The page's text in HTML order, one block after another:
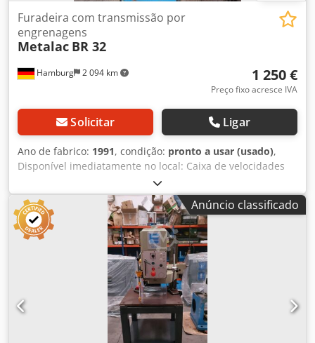
Hamburg 2 094 km
Furadeira com transmissão por
engrenagens
Metalac BR 32
1 250 €
Preço fixo acresce IVA
Solicitar Ligar
Ano de fabrico: 1991, condição: pronto a usar (usado),
Disponível imediatamente no local: Caixa de velocidades
para furadeira Metalac Modelo BR 32 Dcodjzr D Hvjpfx
Ailsk Ano de fabricação: 1991 Cone de fixação: MK 3
Capacidade de perfuração: 32 mm em aço, 40 mm em
ferro fundido Avanço automático Mesa: 600 x 470 mm
Curso de perfuração: 180 mm Braço: 280 mm 2 morsas
Sistema de refrigeração Peso: 750 kg Preço: 1.250 euros +
IVA, disponível no local.
Anúncio classificado